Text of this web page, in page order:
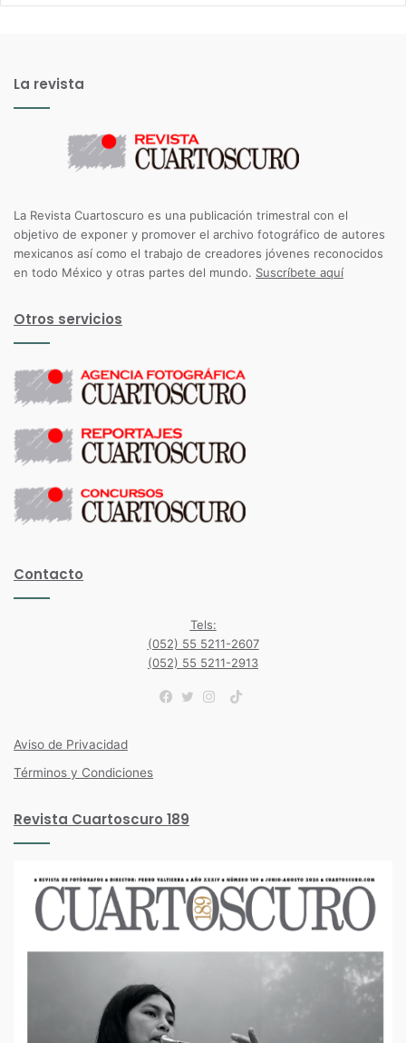
La revista
La Revista Cuartoscuro es una publicación trimestral con el
objetivo de exponer y promover el archivo fotográfico de autores
mexicanos así como el trabajo de creadores jóvenes reconocidos
en todo México y otras partes del mundo. Suscríbete aquí
Otros servicios
Contacto
Tels:
(052) 55 5211-2607
(052) 55 5211-2913
TikTok
Aviso de Privacidad
Términos y Condiciones
Revista Cuartoscuro 189